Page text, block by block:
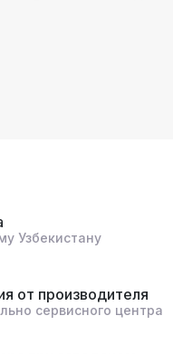
Узбекистану
от производителя
сервисного центра